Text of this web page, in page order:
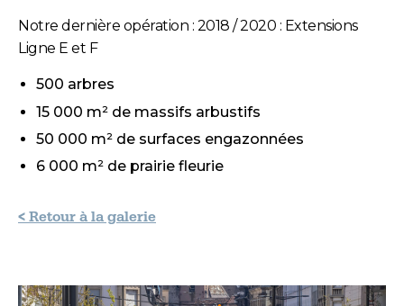
Notre dernière opération : 2018 / 2020 : Extensions
Ligne E et F
500 arbres
15 000 m² de massifs arbustifs
50 000 m² de surfaces engazonnées
6 000 m² de prairie fleurie
< Retour à la galerie